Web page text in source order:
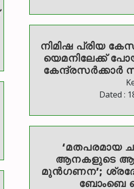
നിമിഷ പ്രിയ
യെമനിലേക്ക്
കേന്ദ്രസർക്കാർ
Dated :
‘മതപരമായ
ആനകളുടെ
മുൻഗണന’;
ബോംബെ